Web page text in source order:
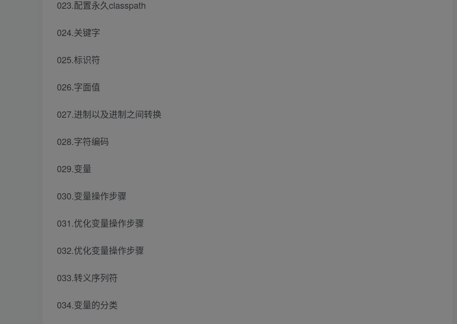
023.配置永久classpath
024.关键字
025.标识符
026.字面值
027.进制以及进制之间转换
028.字符编码
029.变量
030.变量操作步骤
031.优化变量操作步骤
032.优化变量操作步骤
033.转义序列符
034.变量的分类